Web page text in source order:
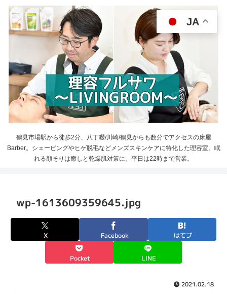
鶴見市場駅から徒歩2分、八丁畷/川崎/鶴見からも数分でアクセスの床屋
Barber。シェービングやヒゲ脱毛などメンズスキンケアに特化した理容室。眠
れる顔そりは癒しと乾燥肌対策に。平日は22時まで営業。
wp-1613609359645.jpg
X Facebook はてブ
Pocket LINE
2021.02.18
JA